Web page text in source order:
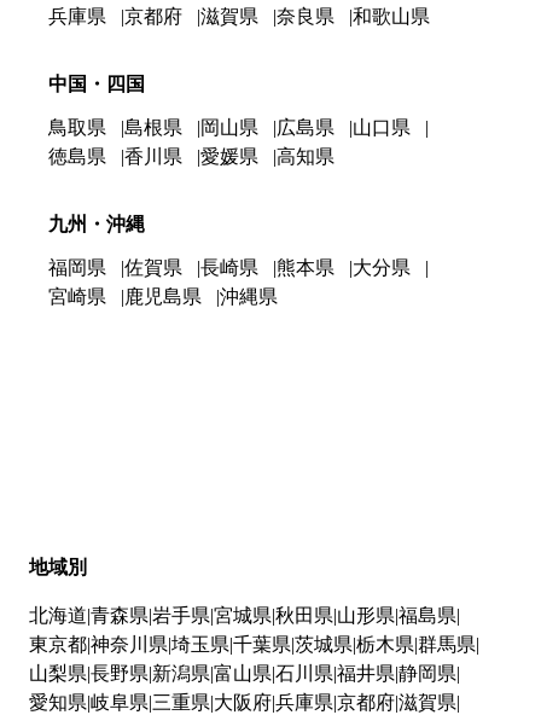
兵庫県
京都府 滋賀県 奈良県 和歌山県
中国・四国
鳥取県 島根県 岡山県 広島県
山口県
徳島県
香川県 愛媛県 高知県
九州・沖縄
福岡県 佐賀県 長崎県 熊本県
大分県
宮崎県
鹿児島県 沖縄県
地域別
北海道 青森県 岩手県 宮城県 秋田県 山形県 福島県
東京都神奈川県 埼玉県 千葉県 茨城県 栃木県 群馬県
山梨県 長野県 新潟県 富山県 石川県 福井県 静岡県
愛知県 岐阜県 三重県 大阪府兵庫県 京都府滋賀県